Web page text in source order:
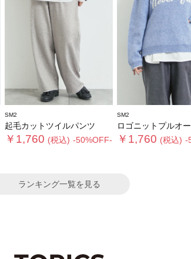
SM2
起毛カットツイルパンツ
￥1,760 (税込) -50%OFF-
SM2
ロゴニットプルオ
￥1,760 (税込) -
ランキング一覧を見る